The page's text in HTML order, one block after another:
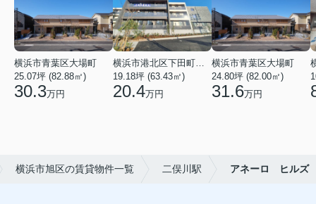
横浜市青葉区大場町
25.07坪 (82.88㎡)
30.3万円
19.18坪 (63.43㎡)
20.4万円
横浜市青葉区大場町
24.80坪 (82.00㎡)
31.6万円
横浜市旭区の賃貸物件一覧 二俣川駅 アネーロ ヒルズ